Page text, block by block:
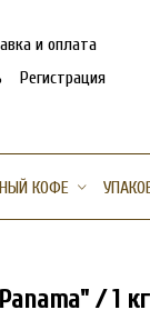
и оплата
Регистрация
КОФЕ
/ 1 кг